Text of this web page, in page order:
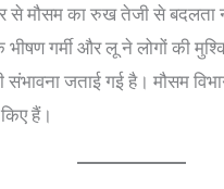
से मौसम का रुख तेजी से
गर्मी और लू ने लोगों की
जताई गई है। मौसम
हैं।